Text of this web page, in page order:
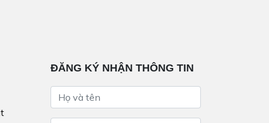
ĐĂNG KÝ NHẬN THÔNG TIN